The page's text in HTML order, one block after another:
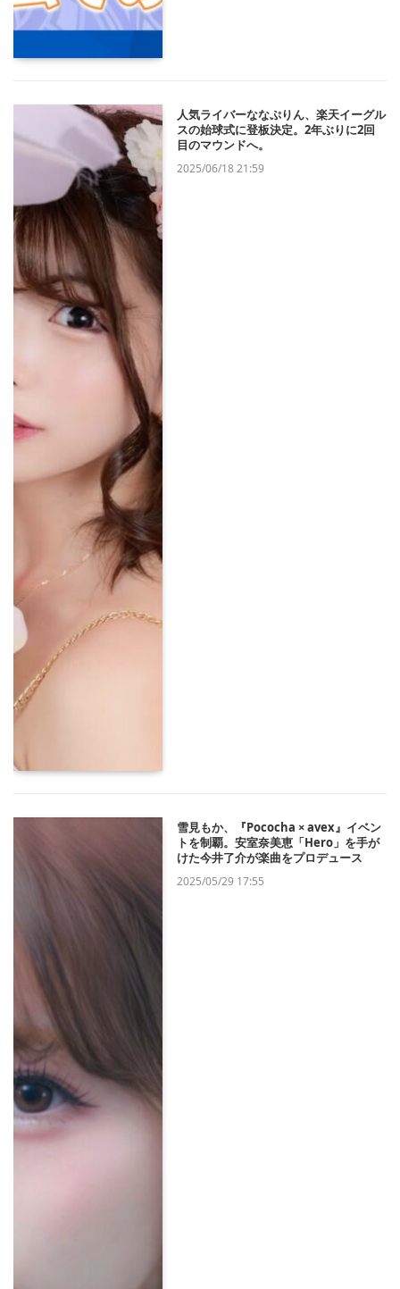
人気ライバーななぷりん、楽天イーグル
スの始球式に登板決定。2年ぶりに2回
目のマウンドへ。
2025/06/18 21:59
雪見もか、『Pococha × avex』イベン
トを制覇。安室奈美恵「Hero」を手が
けた今井了介が楽曲をプロデュース
2025/05/29 17:55